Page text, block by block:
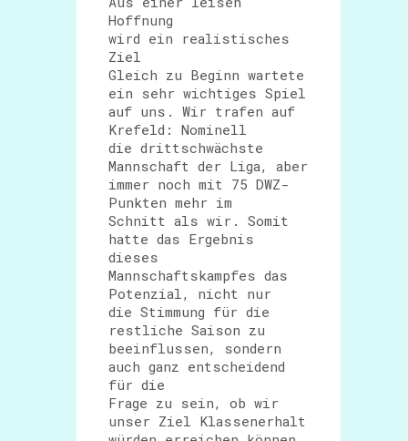
Hoffnung
wird ein realistisches
Ziel
Gleich zu Beginn wartete
ein sehr wichtiges Spiel
auf uns. Wir trafen auf
Krefeld: Nominell
die drittschwächste
Mannschaft der Liga, aber
immer noch mit 75 DWZ-
Punkten mehr im
Schnitt als wir. Somit
hatte das Ergebnis
dieses
Mannschaftskampfes das
Potenzial, nicht nur
die Stimmung für die
restliche Saison zu
beeinflussen, sondern
auch ganz entscheidend
für die
Frage zu sein, ob wir
unser Ziel Klassenerhalt